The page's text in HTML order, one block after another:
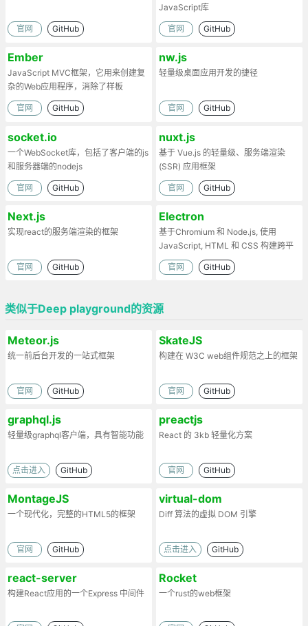
官网 GitHub
JavaScript库
官网 GitHub
Ember
JavaScript MVC框架，它用来创建复
杂的Web应用程序，消除了样板
官网 GitHub
nw.js
轻量级桌面应用开发的捷径
官网 GitHub
socket.io
一个WebSocket库，包括了客户端的js
和服务器端的nodejs
官网 GitHub
nuxt.js
基于 Vue.js 的轻量级、服务端渲染
(SSR) 应用框架
官网 GitHub
Next.js
实现react的服务端渲染的框架
官网 GitHub
Electron
基于Chromium 和 Node.js, 使用
JavaScript, HTML 和 CSS 构建跨平
台的桌面应用
官网 GitHub
类似于Deep playground的资源
Meteor.js
统一前后台开发的一站式框架
官网 GitHub
SkateJS
构建在 W3C web组件规范之上的框架
官网 GitHub
graphql.js
轻量级graphql客户端，具有智能功能
点击进入 GitHub
preactjs
React 的 3kb 轻量化方案
官网 GitHub
MontageJS
一个现代化，完整的HTML5的框架
官网 GitHub
virtual-dom
Diff 算法的虚拟 DOM 引擎
点击进入 GitHub
react-server
构建React应用的一个Express 中间件
Rocket
一个rust的web框架